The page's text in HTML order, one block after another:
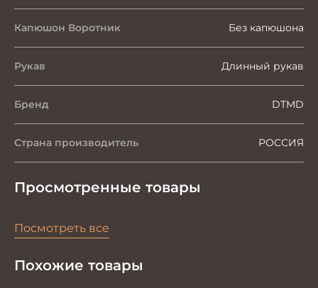
Капюшон Воротник Без капюшона
Рукав Длинный рукав
Бренд DTMD
Страна производитель РОССИЯ
Просмотренные товары
Посмотреть все
Похожие товары